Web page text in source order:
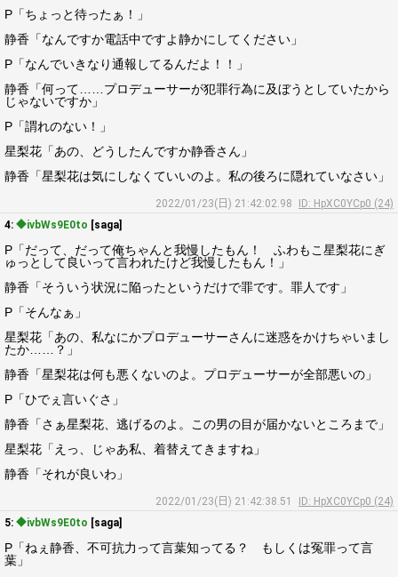
P「ちょっと待ったぁ！」
静香「なんですか電話中ですよ静かにしてください」
P「なんでいきなり通報してるんだよ！！」
静香「何って……プロデューサーが犯罪行為に及ぼうとしていたから
じゃないですか」
P「謂れのない！」
星梨花「あの、どうしたんですか静香さん」
静香「星梨花は気にしなくていいのよ。私の後ろに隠れていなさい」
2022/01/23(日) 21:42:02.98
ID: HpXC0YCp0 (24)
4: ◆ivbWs9E0to [saga]
P「だって、だって俺ちゃんと我慢したもん！ ふわもこ星梨花にぎ
ゅっとして良いって言われたけど我慢したもん！」
静香「そういう状況に陥ったというだけで罪です。罪人です」
P「そんなぁ」
星梨花「あの、私なにかプロデューサーさんに迷惑をかけちゃいまし
たか……？」
静香「星梨花は何も悪くないのよ。プロデューサーが全部悪いの」
P「ひでぇ言いぐさ」
静香「さぁ星梨花、逃げるのよ。この男の目が届かないところまで」
星梨花「えっ、じゃあ私、着替えてきますね」
静香「それが良いわ」
2022/01/23(日) 21:42:38.51
ID: HpXC0YCp0 (24)
5: ◆ivbWs9E0to [saga]
P「ねぇ静香、不可抗力って言葉知ってる？ もしくは冤罪って言
葉」